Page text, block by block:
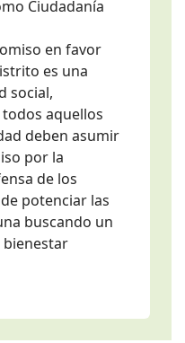
Ciudadanía
en favor
es una
social,
aquellos
deben asumir
por la
de los
potenciar las
buscando un
bienestar